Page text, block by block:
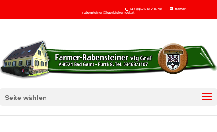
+43 (0)676 412 46 98
farmer-
rabensteiner@kuerbiskernoel.at
Seite wählen